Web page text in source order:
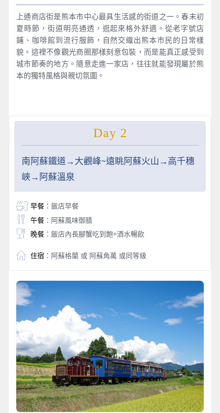
上通商店街是熊本市中心最具生活感的街道之一。春末初
夏時節，街道明亮通透，逛起來格外舒適。從老字號店
鋪、咖啡館到流行服飾，自然交織出熊本市民的日常樣
貌。這裡不像觀光商圈那樣刻意包裝，而是能真正感受到
城市節奏的地方。隨意走進一家店，往往就能發現屬於熊
本的獨特風格與親切氛圍。
Day 2
南阿蘇鐵道→大觀峰~遠眺阿蘇火山→高千穗
峽→阿蘇溫泉
早餐：飯店早餐
午餐：阿蘇風味御膳
晚餐：飯店內長腳蟹吃到飽+酒水暢飲
住宿 ：阿蘇格蘭 或 阿蘇角萬 或同等級